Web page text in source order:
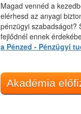
Magad vennéd a
elérhesd az anyagi
pénzügyi szabadságot?
fejlődnél ennek
a Pénzed - Pénzügyi
Akadémia